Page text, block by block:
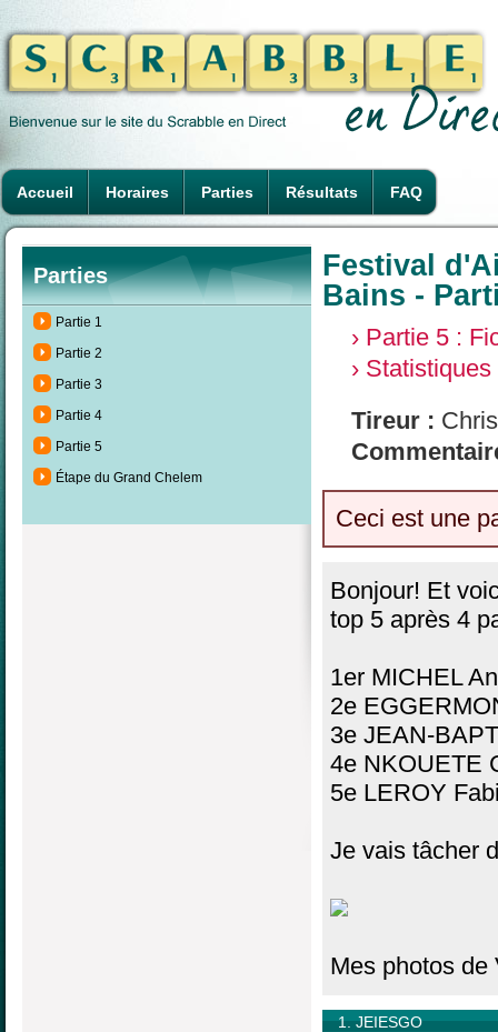
Accueil Horaires Parties Résultats FAQ
Parties
Partie 1
Partie 2
Partie 3
Partie 4
Partie 5
Étape du Grand Chelem
Festival
Bains -
› Partie 5 :
› Statistiques
Tireur :
Ceci est une
Bonjour! Et
top 5 après 4
1er MICHEL
2e
3e JEAN-
4e NKOUETE
5e LEROY
Je vais tâcher
Mes photos de
1. JEIESGO